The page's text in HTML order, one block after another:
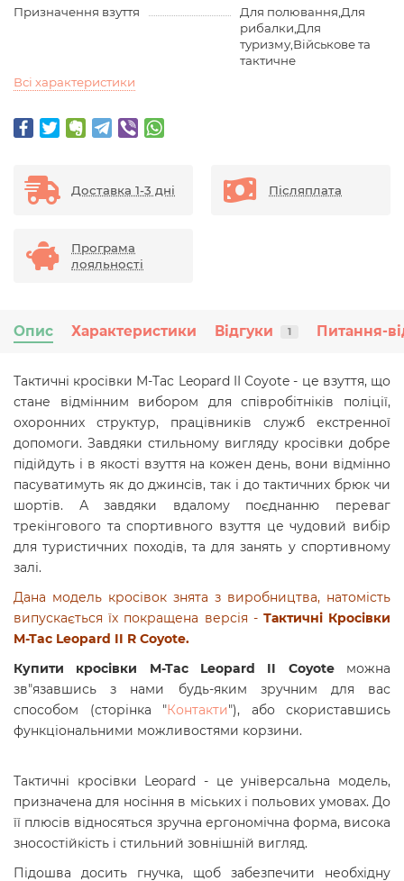
Призначення взуття
Для полювання,Для
рибалки,Для
туризму,Військове та
тактичне
Всі характеристики
Доставка 1-3 дні Післяплата
Програма
лояльності
Опис Характеристики Відгуки 1 Питання-
Тактичні кросівки M-Tac Leopard II Coyote - це взуття, що
стане відмінним вибором для співробітніків поліції,
охоронних структур, працівників служб екстренної
допомоги. Завдяки стильному вигляду кросівки добре
підійдуть і в якості взуття на кожен день, вони відмінно
пасуватимуть як до джинсів, так і до тактичних брюк чи
шортів. А завдяки вдалому поєднанню переваг
трекінгового та спортивного взуття це чудовий вибір
для туристичних походів, та для занять у спортивному
залі.
Дана модель кросівок знята з виробництва, натомість
випускається їх покращена версія - Тактичні Кросівки
M-Tac Leopard II R Coyote.
Купити кросівки M-Tac Leopard II Coyote можна
зв"язавшись з нами будь-яким зручним для вас
способом (сторінка "Контакти"), або скориставшись
функціональними можливостями корзини.
Тактичні кросівки Leopard - це універсальна модель,
призначена для носіння в міських і польових умовах. До
її плюсів відносяться зручна ергономічна форма, висока
зносостійкість і стильний зовнішній вигляд.
Підошва досить гнучка, щоб забезпечити необхідну